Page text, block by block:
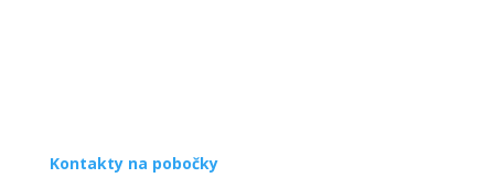
Kontakty na pobočky